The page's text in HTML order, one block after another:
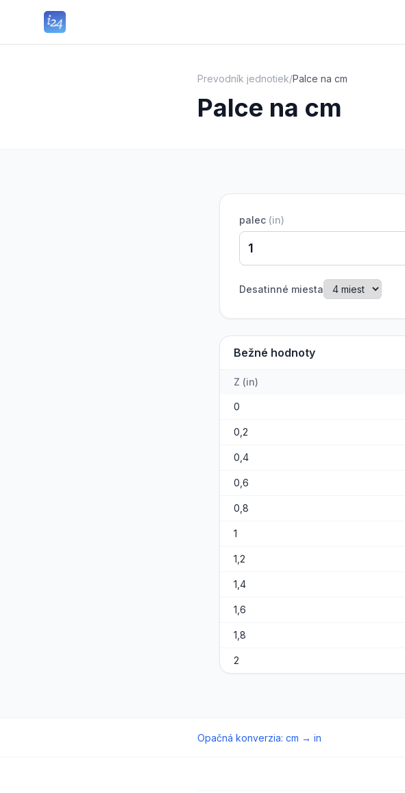
Prevodník jednotiek/Palce na cm
Palce na cm
palec (in)
Desatinné miesta
Bežné hodnoty
Z (in)
0
0,2
0,4
0,6
0,8
1
1,2
1,4
1,6
1,8
2
Opačná konverzia: cm → in